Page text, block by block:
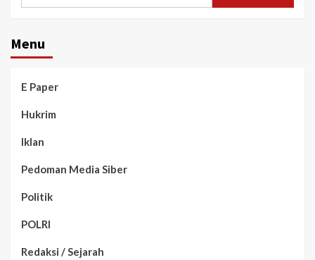
Menu
E Paper
Hukrim
Iklan
Pedoman Media Siber
Politik
POLRI
Redaksi / Sejarah